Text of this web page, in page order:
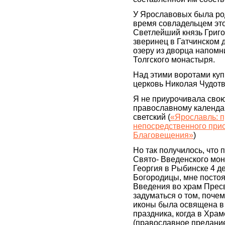
У Ярославовых была
время совладельцем
Светлейший князь
зверинец в Гатчинском
озеру из дворца
Толгского монастыря.
Над этими воротами
церковь Николая
Я не приурочивала
православному
светский («Ярославль:
непосредственного
Благовещения»)
Но так получилось, что
Свято- Введенского
Георгия в Рыбинске 4
Богородицы, мне
Введения во храм
задуматься о том,
иконы была освящена в
праздника, когда в
(православное